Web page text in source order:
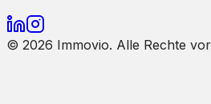
© 2026 Immovio. Alle Rechte